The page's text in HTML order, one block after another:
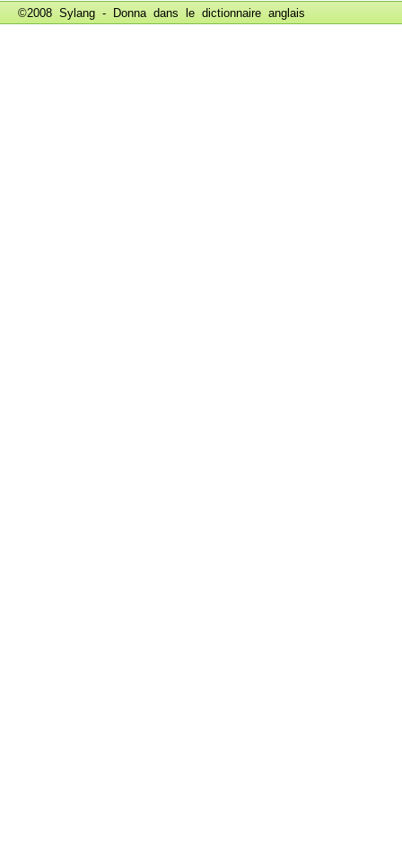
©2008 Sylang - Donna dans le dictionnaire anglais